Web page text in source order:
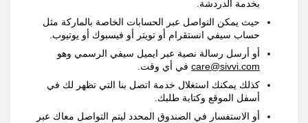
بخدمة الدردشة
حيث يمكن التواصل عبر الحسابات الخاصة بالماركة مثل
حساب سيفي انستقرام أو تويتر أو فيسبوك أو يوتيوب.
أو أرسل رسالة نصية عبر ايميل سيفي الرسمي وهو
care@sivvi.com في أي وقت
كذلك يمكنك استغلال خدمة اتصل بنا التي تظهر لك في
أسفل الموقع وكتابة طلبك
أو الاستفسار في الصندوق المحدد ليتم التواصل معاك عبر